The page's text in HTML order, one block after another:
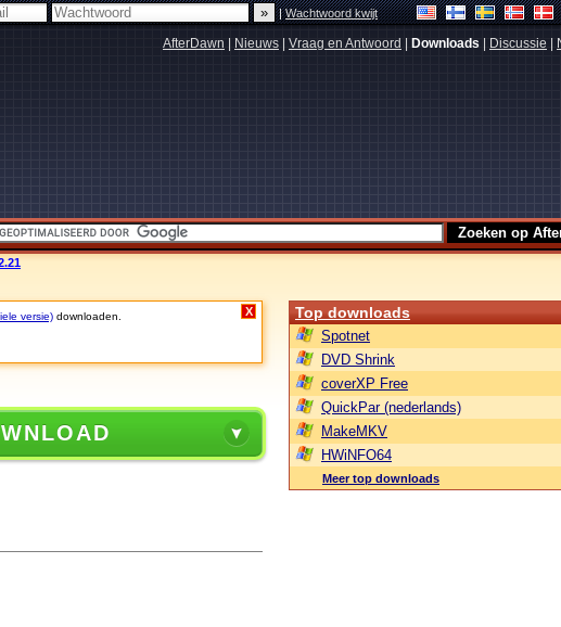
|Wachtwoord kwijt
AfterDawn Nieuws Vraag en Antwoord Downloads Discussie
versie) downloaden. X Top downloads
Spotnet
DVD Shrink
coverXP Free
QuickPar (nederlands)
MakeMKV
HWiNFO64
Meer top downloads